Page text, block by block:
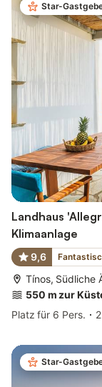
Star-
Landhaus
Klimaanlage
9,6
Tínos, Südliche
550 m zur
Platz für 6 Pers.
Star-